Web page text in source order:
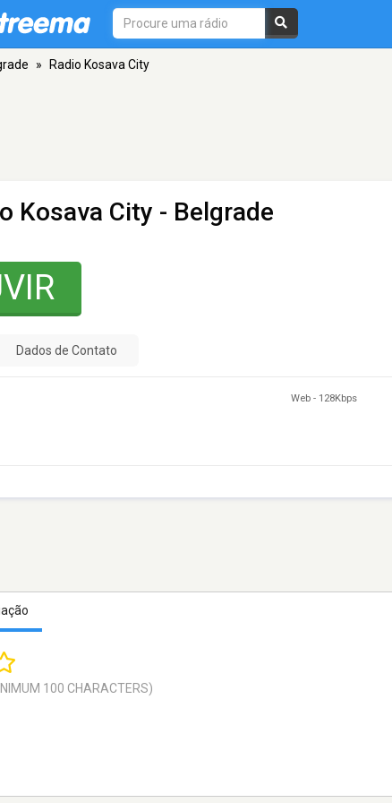
» Radio Kosava City
Kosava City - Belgrade
Dados de Contato
Web - 128Kbps